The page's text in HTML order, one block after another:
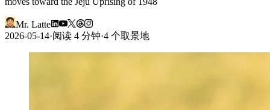
Mr. Latte
2026-05-14·阅读 4 分钟·4 个取景地